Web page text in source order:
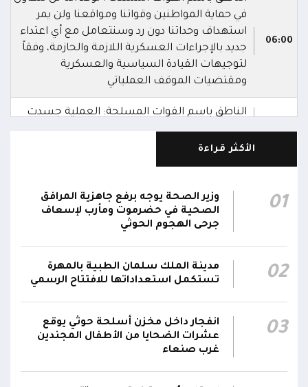
06:00
في حماية المواطنين وقواتنا ومواقعنا ولن يمر
استهداف وحداتنا دون رد وسنتعامل مع أي اعتداء
جديد بالإجراءات العسكرية اللازمة والحازمة، وفقاً
لتوجيهات القيادة السياسية والعسكرية
ومقتضيات الموقف العملياتي
الناطق باسم القوات المسلحة: العملية جسدت
وحدة المحاور والقيادة والسيطرة للقوات المسلحة
05:35
الناطق باسم القوات المسلحة: نفذنا عملاً عسكرياً
ضد العناصر الحوثية الإرهابية وعتادها
04:17
الحيمة بالتحيتا وحيس جنوب الحديدة
01:13
أقر #مجلس_الدفاع_الوطني استمرار انعقاده بصورة
دائمة لمتابعة التطورات الميدانية والأمنية واتخاذ ما
يلزم من إجراءات بصورة عاجلة ومستمرة بما
يضمن سرعة الاستجابة للتصعيد الحوثي والتعامل
مع تداعياته على مختلف المستويات
الأكثر قراءة
01
وزير الصحة يوجه برفع جاهزية المرافق
الصحية في حضرموت ومأرب لإسعاف
جرحى الهجوم الحوثي
02
مدينة الملك سلمان الطبية بالمهرة
تستكمل استعداداتها للافتتاح الرسمي
03
انفجار داخل مخزن أسلحة حوثي يوقع
عشرات الضحايا من الأطفال المجندين
غرب صنعاء